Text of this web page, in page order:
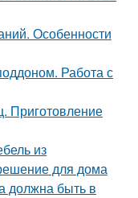
Особенности
Работа с
Приготовление
из
для дома
должна быть в